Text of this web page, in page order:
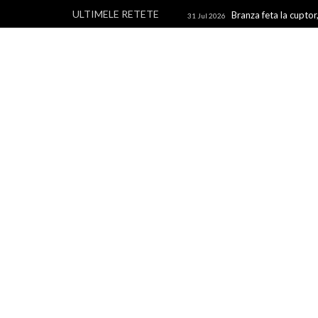
ULTIMELE RETETE 31 Jul 2026 Branza feta la